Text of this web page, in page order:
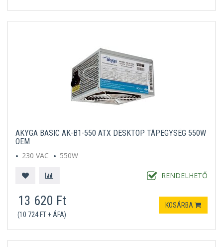
AKYGA BASIC AK-B1-550 ATX DESKTOP TÁPEGYSÉG 550W
OEM
230 VAC
550W
RENDELHETŐ
13 620 Ft
(10 724 FT + ÁFA)
KOSÁRBA